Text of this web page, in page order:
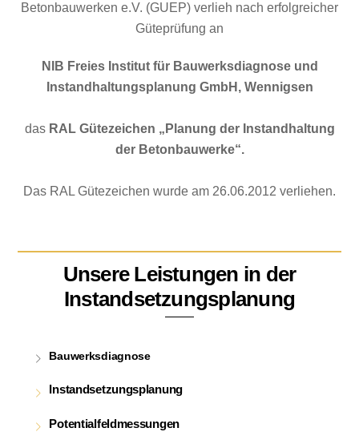
Betonbauwerken e.V. (GUEP) verlieh nach erfolgreicher
Güteprüfung an
NIB Freies Institut für Bauwerksdiagnose und
Instandhaltungsplanung GmbH, Wennigsen
dasRAL Gütezeichen „Planung der Instandhaltung
der Betonbauwerke“.
Das RAL Gütezeichen wurde am 26.06.2012 verliehen.
Unsere Leistungen in der
Instandsetzungsplanung
Bauwerksdiagnose
Instandsetzungsplanung
Potentialfeldmessungen